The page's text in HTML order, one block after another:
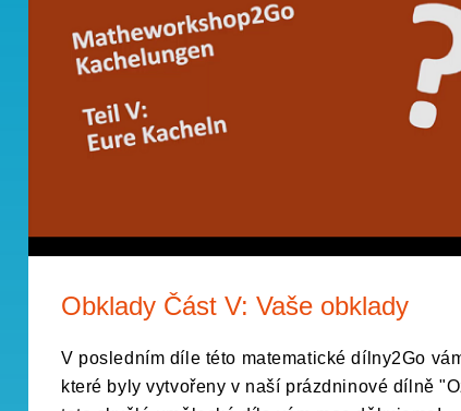
Obklady Část V: Vaše obklady
V posledním díle této matematické dílny2Go
které byly vytvořeny v naší prázdninové dílně